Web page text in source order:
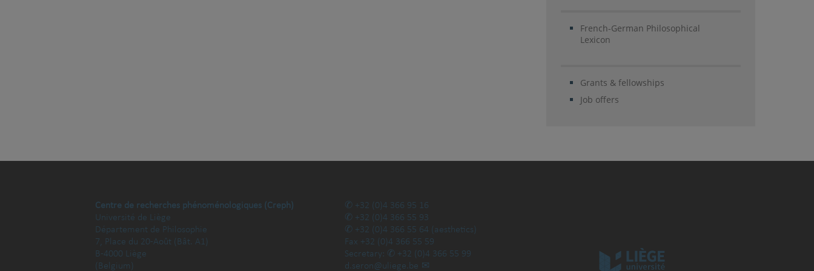
French-German Philosophical
Lexicon
Grants & fellowships
Job offers
Centre de recherches phénoménologiques (Creph)
Université de Liège
Département de Philosophie
7, Place du 20-Août (Bât. A1)
B-4000 Liège
(Belgium)
+32 (0)4 366 95 16
+32 (0)4 366 55 93
+32 (0)4 366 55 64 (aesthetics)
Fax +32 (0)4 366 55 59
Secretary:
+32 (0)4 366 55 99
d.seron@uliege.be